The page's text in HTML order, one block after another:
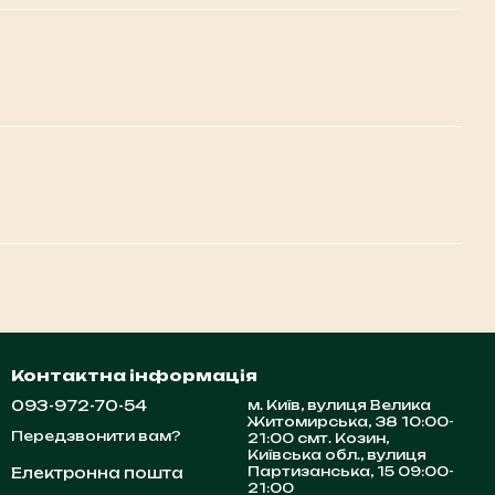
Контактна інформація
093-972-70-54
Передзвонити вам?
Електронна пошта
м. Київ, вулиця Велика
Житомирська, 38 10:00-
21:00 смт. Козин,
Київська обл., вулиця
Партизанська, 15 09:00-
21:00